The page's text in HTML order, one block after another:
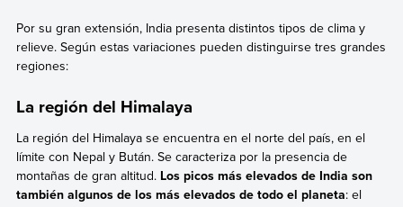
Por su gran extensión, India presenta distintos tipos de clima y
relieve. Según estas variaciones pueden distinguirse tres grandes
regiones:
La región del Himalaya
La región del Himalaya se encuentra en el norte del país, en el
límite con Nepal y Bután. Se caracteriza por la presencia de
montañas de gran altitud. Los picos más elevados de India son
también algunos de los más elevados de todo el planeta: el